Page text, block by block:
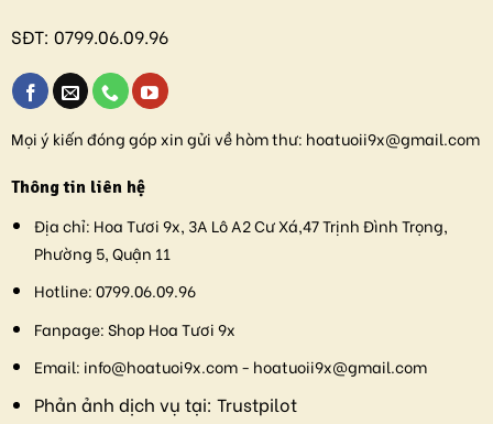
SĐT: 0799.06.09.96
Mọi ý kiến đóng góp xin gửi về hòm thư: hoatuoii9x@gmail.com
Thông tin liên hệ
Địa chỉ: Hoa Tươi 9x, 3A Lô A2 Cư Xá,47 Trịnh Đình Trọng,
Phường 5, Quận 11
Hotline:0799.06.09.96
Fanpage:Shop Hoa Tươi 9x
Email: info@hoatuoi9x.com - hoatuoii9x@gmail.com
Phản ảnh dịch vụ tại: Trustpilot